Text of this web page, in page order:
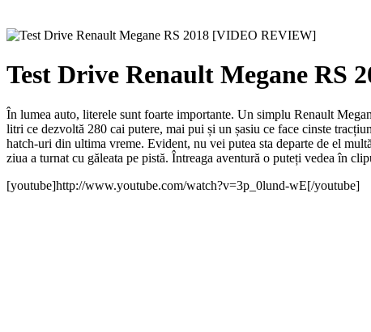
Test Drive Renault Megane RS
În lumea auto, literele sunt foarte importante. Un simplu Renault
litri ce dezvoltă 280 cai putere, mai pui și un șasiu ce face cinste
hatch-uri din ultima vreme. Evident, nu vei putea sta departe de el
ziua a turnat cu găleata pe pistă. Întreaga aventură o puteți vedea în
[youtube]http://www.youtube.com/watch?v=3p_0lund-wE[/youtube]